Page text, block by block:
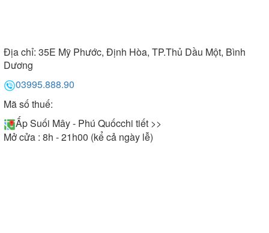
Địa chỉ: 35E Mỹ Phước, Định Hòa, TP.Thủ Dầu Một, Bình
Dương
03995.888.90
Mã số thuế:
Ấp Suối Mây - Phú Quốcchi tiết >>
Mở cửa : 8h - 21h00 (kể cả ngày lễ)